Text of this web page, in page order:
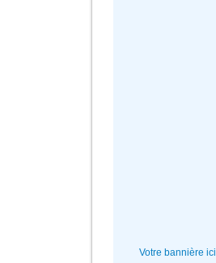
Votre bannière ici